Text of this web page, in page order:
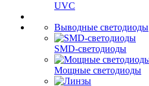
UVC
Выводные светодиоды
SMD-светодиоды
Мощные светодиоды